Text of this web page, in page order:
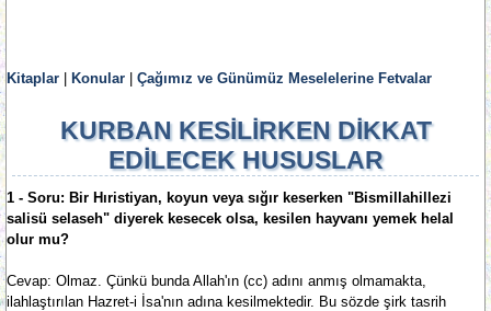
Kitaplar Konular Çağımız ve Günümüz Meselelerine Fetvalar
KURBAN KESİLİRKEN DİKKAT
EDİLECEK HUSUSLAR
1 - Soru: Bir Hıristiyan, koyun veya sığır keserken "Bismillahillezi
salisü selaseh" diyerek kesecek olsa, kesilen hayvanı yemek helal
olur mu?
Cevap: Olmaz. Çünkü bunda Allah'ın (cc) adını anmış olmamakta,
ilahlaştırılan Hazret-i İsa'nın adına kesilmektedir. Bu sözde şirk tasrih